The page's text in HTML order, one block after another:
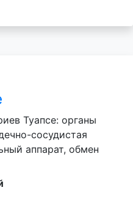
Туапсе: органы
сосудистая
аппарат, обмен